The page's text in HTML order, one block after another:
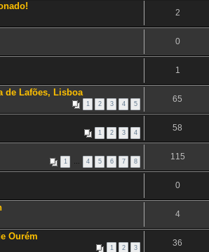
2
0
1
de Lafões, Lisboa
1 2 3 4 5 65
1 2 3 4 58
1 … 4 5 6 7 8 115
0
4
Ourém
1 2 3 36